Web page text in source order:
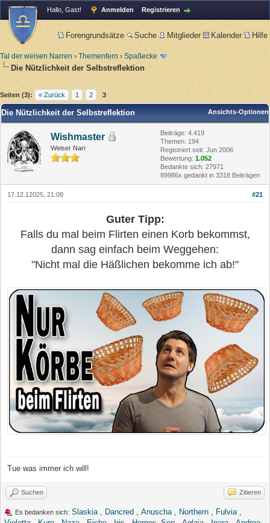
Hallo, Gast! Anmelden Registrieren
Forengrundsätze Suche Mitglieder Kalender Hilfe
Tal der weisen Narren › Themenfern › Spaßecke
Die Nützlichkeit der Selbstreflektion
Seiten (3): « Zurück 1 2 3
Ansichts-Optionen
Die Nützlichkeit der Selbstreflektion
Wishmaster
Weiser Narr
Beiträge: 4.419
Themen: 194
Registriert seit: Jun 2006
Bewertung: 1.052
Bedankte sich: 27971
89986x gedankt in 3318 Beiträgen
#21
17.12.12025, 21:08
Guter Tipp:
Falls du mal beim Flirten einen Korb bekommst,
dann sag einfach beim Weggehen:
"Nicht mal die Häßlichen bekomme ich ab!"
Tue was immer ich will!
Suchen Zitieren
Es bedanken sich: Slaskia, Dancred , Anuscha, Northern , Fulvia,